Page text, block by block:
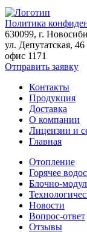
Политика
630099, г.
ул. Депутатская, 46
офис 1171
Отправить заявку
Контакты
Продукция
Доставка
О компании
Лицензии и
Главная
Отопление
Горячее
Блочно-
Новости
Вопрос-ответ
Отзывы